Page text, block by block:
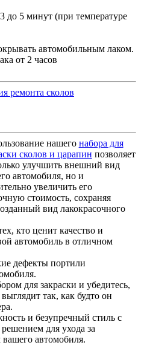
до 5 минут (при температуре
автомобильным лаком.
от 2 часов
ремонта сколов
нашего набора для
сколов и царапин позволяет
улучшить внешний вид
автомобиля, но и
увеличить его
стоимость, сохраняя
вид лакокрасочного
кто ценит качество и
автомобиль в отличном
дефекты портили
для закраски и убедитесь,
так, как будто он
и безупречный стиль с
для ухода за
автомобиля.